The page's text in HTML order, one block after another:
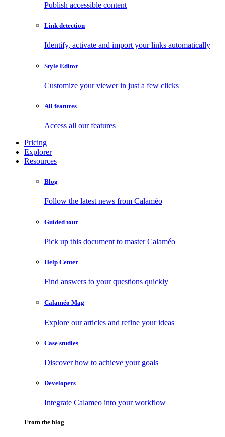
Publish accessible content
Link detection
Identify, activate and import your links automatically
Style Editor
Customize your viewer in just a few clicks
All features
Access all our features
Pricing
Explorer
Resources
Blog
Follow the latest news from Calaméo
Guided tour
Pick up this document to master Calaméo
Help Center
Find answers to your questions quickly
Calaméo Mag
Explore our articles and refine your ideas
Case studies
Discover how to achieve your goals
Developers
Integrate Calameo into your workflow
From the blog